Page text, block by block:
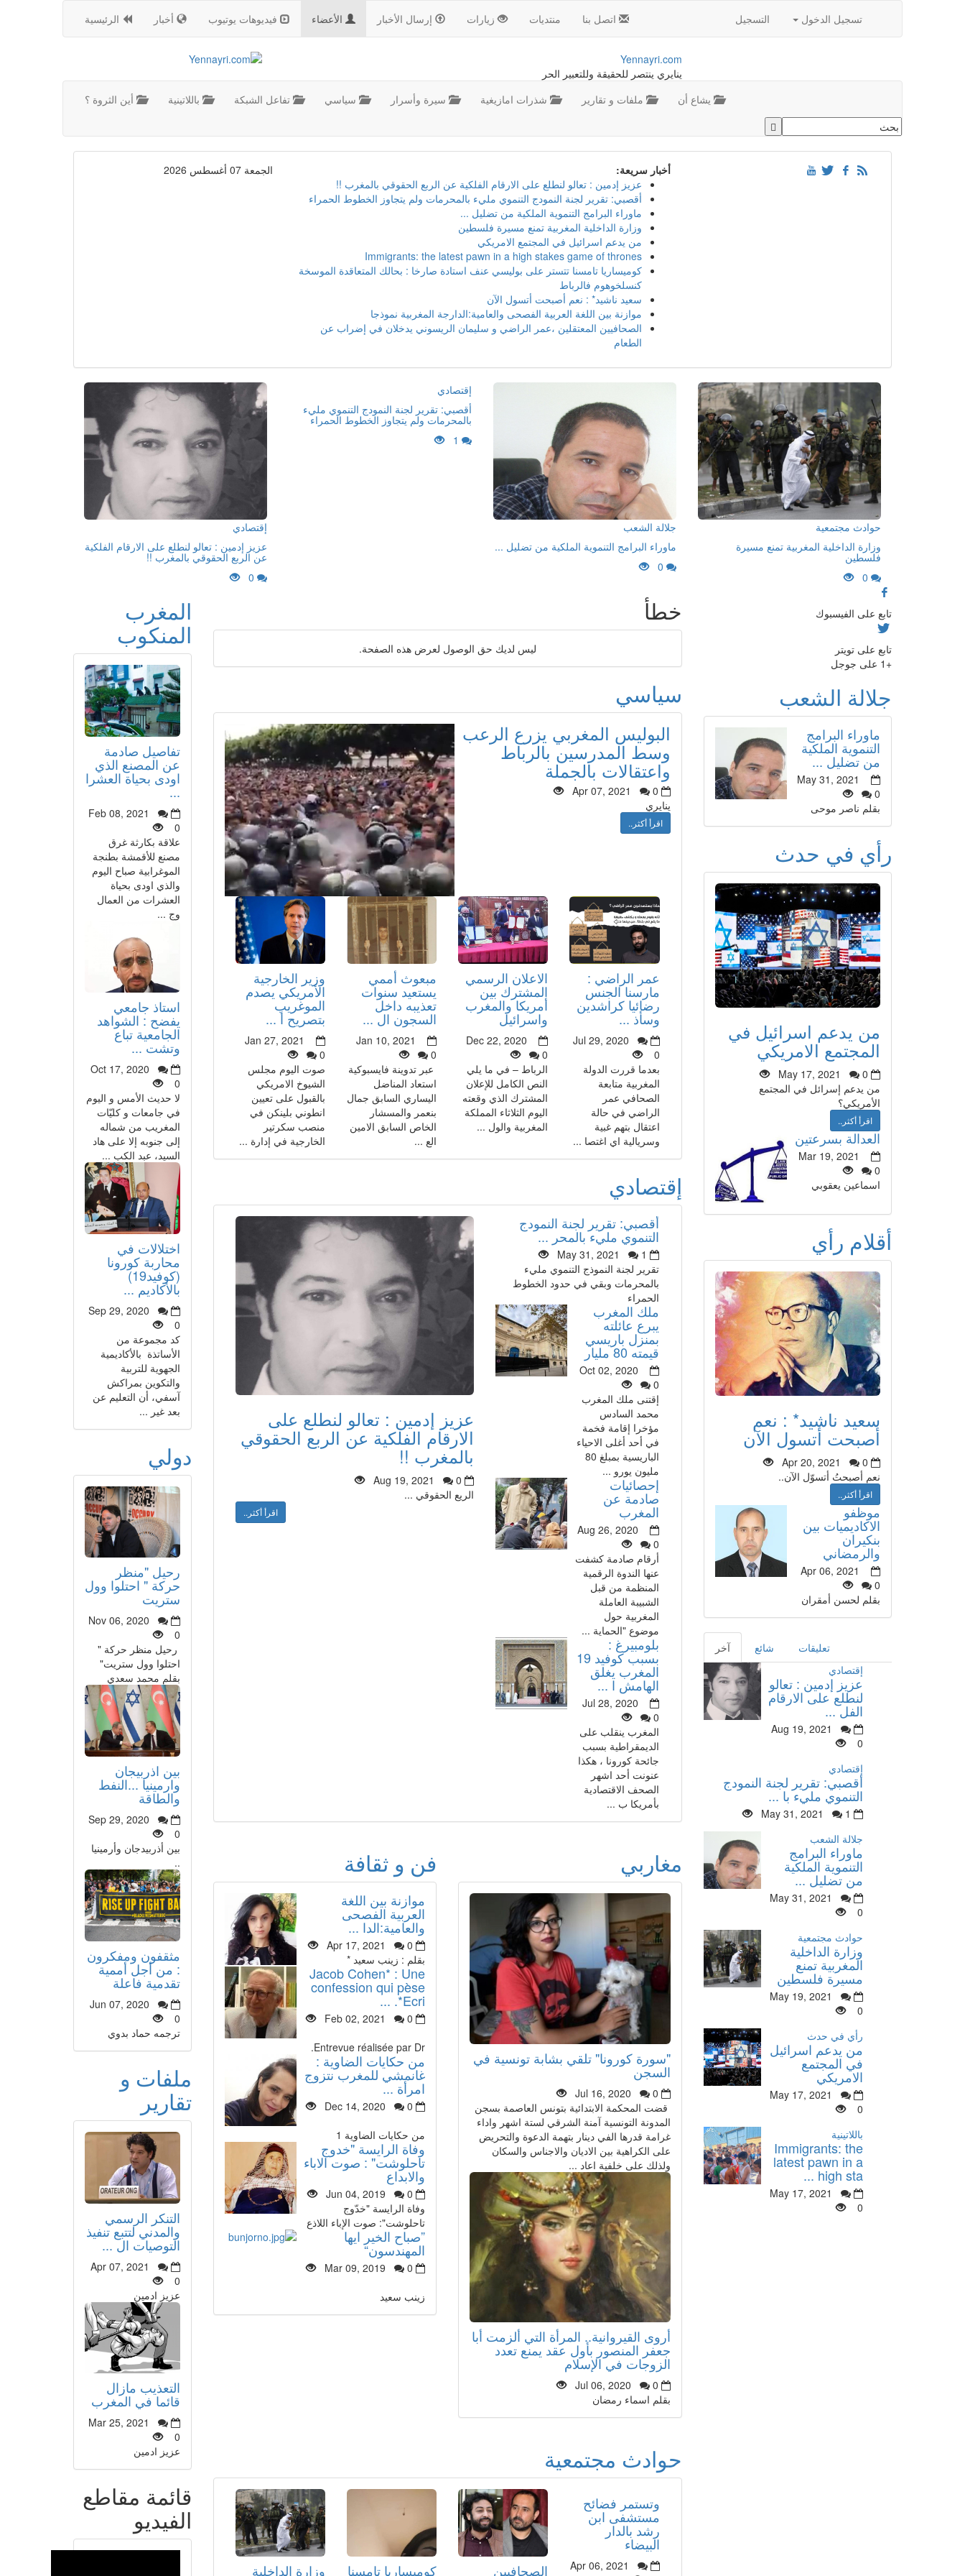
الرئيسية أخبار فيديوهات يوتيوب الأعضاء إرسال الأخبار زيارات منتديات اتصل بنا التسجيل تسجيل الدخول
Yennayri.com
ينايري ينتصر للحقيقة وللتعبير الحر
أين الثروة ؟
باللاتينية تفاعل الشبكة سياسي سيرة وأسرار شذرات امازيغية ملفات و تقارير يشاع أن
الجمعة 07 أغسطس 2026
أخبار سريعة:
عزيز إدمين : تعالو لنطلع على الارقام الفلكية عن الربع الحقوقي بالمغرب !!
أقصبي: تقرير لجنة النمودج التنموي مليء بالمحرمات ولم يتجاوز الخطوط الحمراء
ماوراء البرامج التنموية الملكية من تضليل ...
وزارة الداخلية المغربية تمنع مسيرة فلسطين
من يدعم اسرائيل في المجتمع الامريكي
Immigrants: the latest pawn in a high stakes game of thrones
كوميساريا تامسنا تتستر على بوليسي عنف استادة صارخا : بحالك المتعاقدة الموسخة
كنسلخوهوم فالرباط
سعيد ناشيد* : نعم أصبحت أتسول الآن
موازنة بين اللغة العربية الفصحى والعامية:الدارجة المغربية نموذجا
الصحافيين المعتقلين ،عمر الراضي و سليمان الريسوني يدخلان في إضراب عن
الطعام
إقتصادي
عزيز إدمين : تعالو لنطلع على الارقام الفلكية
عن الربع الحقوقي بالمغرب !!
إقتصادي
أقصبي: تقرير لجنة النمودج التنموي مليء
بالمحرمات ولم يتجاوز الخطوط الحمراء
جلالة الشعب
ماوراء البرامج التنموية الملكية من تضليل ...
حوادث مجتمعية
وزارة الداخلية المغربية تمنع مسيرة
فلسطين
المغرب
المنكوب
تفاصيل صادمة
عن المصنع الذي
اودى بحياة العشرا
...
Feb 08, 2021
0
علاقة بكارثة غرق
مصنع للأقمشة بطنجة
الموغرابية صباح اليوم
والذي اودى بحياة
العشرات من العمال
وج ...
استاذ جامعي
يفضح : الشواهد
الجامعية تباع
وتشت ...
Oct 17, 2020
0
لا حديث الأمس و اليوم
في جامعات و كليّات
المغريب من شماله
إلى جنوبه إلا على هاد
السيد، عبد الكب ...
اختلالات في
محاربة كورونا
(كوفيد19)
بالأكاديم ...
Sep 29, 2020
0
كد مجموعة من
الأساتذة بالأكاديمية
الجهوية للتربية
والتكوين بمراكش
آسفي، أن التعليم عن
بعد غير ...
دولي
رحيل "منظر
حركة " احتلوا وول
ستريت
Nov 06, 2020
0
رحيل منظر حركة "
احتلوا وول ستريت"
بقلم محمد سعدي
بين اذربيجان
وارمينيا ...النفط
والطاقة
Sep 29, 2020
0
بين أذربيدجان وأرمينيا
..
مثقفون ومفكرون
: من أجل أممية
تقدمية فاعلة
Jun 07, 2020
0
ترجمه حماد بدوي
ملفات و
تقارير
التنكر الرسمي
والمدني لتتبع تنفيذ
التوصيات ال ...
Apr 07, 2021
0
عزيز ادمين
التعذيب مازال
قائما في المغرب
Mar 25, 2021
0
عزيز ادمين
قائمة مقاطع
الفيديو
خطأ
ليس لديك حق الوصول لعرض هذه الصفحة.
سياسي
البوليس المغربي يزرع الرعب
وسط المدرسين بالرباط
واعتقالات بالجملة
Apr 07, 2021
0
ينايري
اقرأ أكثر..
وزير الخارجية
الأمريكي يصدم
الموغريب
بتصريح أ ...
Jan 27, 2021
0
صوت اليوم مجلس
الشيوخ الامريكي
بالقبول على تعيين
انطوني بلينكن في
منصب سكرتير
الخارجية في إدارة ...
مبعوث أممي
يستعيد سنوات
تعذيبه داخل
السجون ال ...
Jan 10, 2021
0
عبر تدوينة فايسبوكية
استعاد المناضل
اليساري السابق جمال
بنعمر والمسشار
الخاص السابق الامين
الع ...
الاعلان الرسمي
المشترك بين
أمريكا والمغرب
واسرائيل
Dec 22, 2020
0
الرباط – في ما يلي
النص الكامل للإعلان
المشترك الذي وقعته
اليوم الثلاثاء المملكة
المغربية والول ...
عمر الراضي :
مارسنا الجنس
رضائيا كراشدين
وسأذ ...
Jul 29, 2020
0
بعدما قررت الدولة
المغربية متابعة
الصحافي عمر
الراضي في حالة
اعتقال بتهم غبية
وسريالية اي اغتصا ...
إقتصادي
عزيز إدمين : تعالو لنطلع على
الارقام الفلكية عن الربع الحقوقي
بالمغرب !!
Aug 19, 2021
0
الريع الحقوقي ...
اقرأ أكثر..
أقصبي: تقرير لجنة النمودج
التنموي مليء بالمحر ...
May 31, 2021
1
تقرير لجنة النموذج التنموي مليء
بالمحرمات وبقي في حدود الخطوط
الحمراء
ملك المغرب
يبرع عائلته
بمنزل باريسي
قيمته 80 مليار
Oct 02, 2020
0
إقتنى ملك المغرب
محمد السادس
مؤخرا إقامة فخمة
في أحد أغلى الاحياء
الباريسية بمبلغ 80
مليون يورو ...
إحصائيات
صادمة عن
المغرب
Aug 26, 2020
0
أرقام صادمة كشفت
عنها الندوة الرقمية
المنظمة من قبل
الشبيبة العاملة
المغربية حول
موضوع "الحماية ...
بلومبيرغ :
بسبب كوفيد 19
المغرب يغلق
الهامش ا ...
Jul 28, 2020
0
المغرب ينقلب على
الديمقراطية بسبب
جائحة كورونا ، هكذا
عنونت أحد اشهر
الصحف الاقتصادية
بأمريكا ب ...
فن و ثقافة
موازنة بين اللغة
العربية الفصحى
والعامية:الدا ...
Apr 17, 2021
0
بقلم : زينب سعيد *
Jacob Cohen* : Une
confession qui pèse
.*Ecri ...
Feb 02, 2021
0
Entrevue réalisée par Dr.
من حكايات الضاوية :
غانمشي للمغرب نتزوج
امرأة ...
Dec 14, 2020
0
من حكايات الضاوية 1
وفاة الرايسة "خدوج
تاحلوشت" : صوت الاباء
والابداع
Jun 04, 2019
0
وفاة الرايسة "خدّوج
تاحلوشت": صوت الإباء اللاذع
”صباح الخير ايها
المهندسون“
Mar 09, 2019
0
زينب سعيد
مغاربي
"سورة كورونا" تلقي بشابة تونسية في
السجن
Jul 16, 2020
0
قضت المحكمة الابتدائية بتونس العاصمة بسجن
المدونة التونسية آمنة الشرقي لستة اشهر واداء
غرامة قدرها الفي دينار بتهمة الدعوة والتحريض
على الكراهية بين الاديان والاجناس والسكان
ولذلك على خلفية اعاد ...
أروى القيروانية.. المرأة التي ألزمت أبا
جعفر المنصور بأول عقد يمنع تعدد
الزوجات في الإسلام
Jul 06, 2020
0
بقلم اسماء رمضان
حوادث مجتمعية
وزارة الداخلية كوميساريا تامسنا الصحافيين
وتستمر فضائح
مستشفى ابن
رشد بالدار
البيضاء
Apr 06, 2021
تابع على الفيسبوك
تابع على تويتر
+1 على جوجل
جلالة الشعب
ماوراء البرامج
التنموية الملكية
من تضليل ...
May 31, 2021
0
بقلم ناصر موحى
رأي في حدث
من يدعم اسرائيل في
المجتمع الامريكي
May 17, 2021
0
من يدعم إسرائل في المجتمع
الأمريكي؟
اقرأ أكثر..
العدالة بسرعتين
Mar 19, 2021
0
اسماعين يعقوبي
أقلام رأي
سعيد ناشيد* : نعم
أصبحت أتسول الآن
Apr 20, 2021
0
نعم أصبحتُ أتسوّل الآن..
اقرأ أكثر..
موظفو
الاكاديميات بين
بنكيران
والرمضاني
Apr 06, 2021
0
بقلم لحسن أمقران
آخر شائع
تعليقات
إقتصادي
عزيز إدمين : تعالو
لنطلع على الارقام
الفل ...
Aug 19, 2021
0
إقتصادي
أقصبي: تقرير لجنة النمودج
التنموي مليء با ...
May 31, 2021
1
جلالة الشعب
ماوراء البرامج
التنموية الملكية
من تضليل ...
May 31, 2021
0
حوادث مجتمعية
وزارة الداخلية
المغربية تمنع
مسيرة فلسطين
May 19, 2021
0
رأي في حدث
من يدعم اسرائيل
في المجتمع
الامريكي
May 17, 2021
0
باللاتينية
Immigrants: the
latest pawn in a
high sta ...
May 17, 2021
0